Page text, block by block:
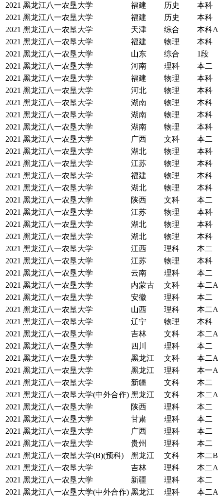
2021 黑龙江八一农垦大学 福建 历史
本科
2021 黑龙江八一农垦大学 福建 历史
本科
2021 黑龙江八一农垦大学 天津 综合
本科A
2021 黑龙江八一农垦大学 福建 物理
本科
2021 黑龙江八一农垦大学 山东 综合
1段
2021 黑龙江八一农垦大学 河南 理科
本二
2021 黑龙江八一农垦大学 福建 物理
本科
2021 黑龙江八一农垦大学 河北 物理
本科
2021 黑龙江八一农垦大学 湖南 物理
本科
2021 黑龙江八一农垦大学 湖南 物理
本科
2021 黑龙江八一农垦大学 湖南 物理
本科
2021 黑龙江八一农垦大学 广西 文科
本二
2021 黑龙江八一农垦大学 湖北 物理
本科
2021 黑龙江八一农垦大学 江苏 物理
本科
2021 黑龙江八一农垦大学 福建 物理
本科
2021 黑龙江八一农垦大学 湖北 物理
本科
2021 黑龙江八一农垦大学 陕西 文科
本二
2021 黑龙江八一农垦大学 江苏 物理
本科
2021 黑龙江八一农垦大学 湖北 物理
本科
2021 黑龙江八一农垦大学 湖北 物理
本科
2021 黑龙江八一农垦大学 江西 理科
本二
2021 黑龙江八一农垦大学 江苏 物理
本科
2021 黑龙江八一农垦大学 云南 理科
本二
2021 黑龙江八一农垦大学 内蒙古 文科
本二A
2021 黑龙江八一农垦大学 安徽 理科
本二
2021 黑龙江八一农垦大学 山西 理科
本二A
2021 黑龙江八一农垦大学 辽宁 物理
本科
2021 黑龙江八一农垦大学 吉林 文科
本二A
2021 黑龙江八一农垦大学 四川 理科
本二
2021 黑龙江八一农垦大学 黑龙江 文科
本二A
2021 黑龙江八一农垦大学 黑龙江 理科
本一A
2021 黑龙江八一农垦大学 新疆 文科
本二
2021 黑龙江八一农垦大学(中外合作) 黑龙江 文科
本二A
2021 黑龙江八一农垦大学 陕西 理科
本二
2021 黑龙江八一农垦大学 甘肃 理科
本二
2021 黑龙江八一农垦大学 广西 理科
本二
2021 黑龙江八一农垦大学 贵州 理科
本二
2021 黑龙江八一农垦大学(B)(预科) 黑龙江 文科
本二B
2021 黑龙江八一农垦大学 吉林 理科
本二A
2021 黑龙江八一农垦大学 新疆 理科
本二
2021 黑龙江八一农垦大学(中外合作) 黑龙江 理科
本二A